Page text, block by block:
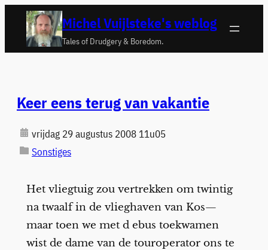
naar
Michel Vuijlsteke's weblog
Tales of Drudgery & Boredom.
Keer eens terug van vakantie
vrijdag 29 augustus 2008 11u05
Sonstiges
Het vliegtuig zou vertrekken om twintig
na twaalf in de vlieghaven van Kos—
maar toen we met d ebus toekwamen
wist de dame van de touroperator ons te